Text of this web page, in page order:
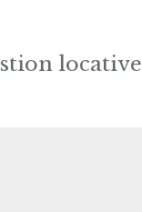
locative